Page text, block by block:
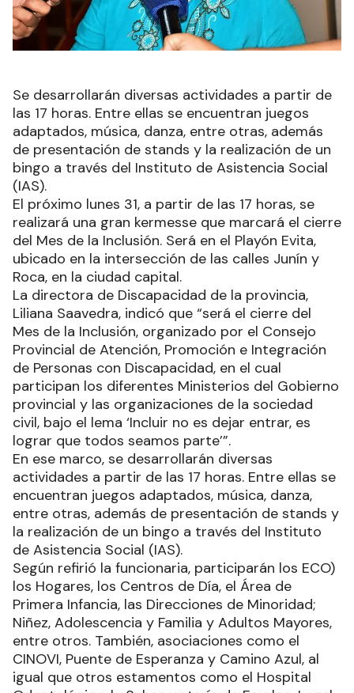
Se desarrollarán diversas actividades a partir de
las 17 horas. Entre ellas se encuentran juegos
adaptados, música, danza, entre otras, además
de presentación de stands y la realización de un
bingo a través del Instituto de Asistencia Social
(IAS).
El próximo lunes 31, a partir de las 17 horas, se
realizará una gran kermesse que marcará el cierre
del Mes de la Inclusión. Será en el Playón Evita,
ubicado en la intersección de las calles Junín y
Roca, en la ciudad capital.
La directora de Discapacidad de la provincia,
Liliana Saavedra, indicó que “será el cierre del
Mes de la Inclusión, organizado por el Consejo
Provincial de Atención, Promoción e Integración
de Personas con Discapacidad, en el cual
participan los diferentes Ministerios del Gobierno
provincial y las organizaciones de la sociedad
civil, bajo el lema ‘Incluir no es dejar entrar, es
lograr que todos seamos parte’”.
En ese marco, se desarrollarán diversas
actividades a partir de las 17 horas. Entre ellas se
encuentran juegos adaptados, música, danza,
entre otras, además de presentación de stands y
la realización de un bingo a través del Instituto
de Asistencia Social (IAS).
Según refirió la funcionaria, participarán los ECO)
los Hogares, los Centros de Día, el Área de
Primera Infancia, las Direcciones de Minoridad;
Niñez, Adolescencia y Familia y Adultos Mayores,
entre otros. También, asociaciones como el
CINOVI, Puente de Esperanza y Camino Azul, al
igual que otros estamentos como el Hospital